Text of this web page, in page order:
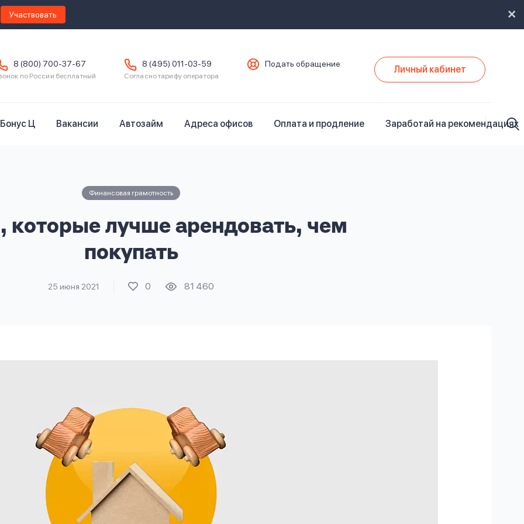
Участвовать
8 (800) 700-37-67
по России бесплатный
8 (495) 011-03-59
Согласно тарифу оператора
Подать обращение Личный кабинет
Бонус Ц Вакансии Автозайм Адреса офисов Оплата и продление Заработай на рекомендациях
Финансовая грамотность
которые лучше арендовать, чем
покупать
25 июня 2021 0 81 460